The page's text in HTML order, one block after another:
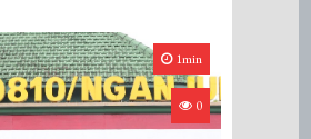
1min
0